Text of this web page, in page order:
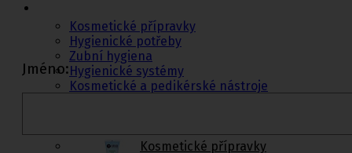
Kosmetické přípravky
Hygienické potřeby
Zubní hygiena
Hygienické systémy
Kosmetické a pedikérské nástroje
Kosmetické přípravky
Jméno: